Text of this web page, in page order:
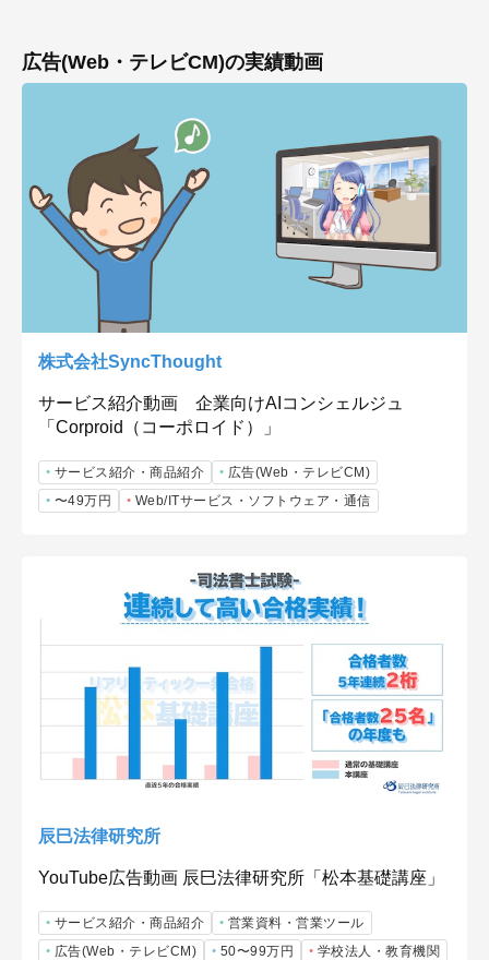
広告(Web・テレビCM)の実績動画
株式会社SyncThought
サービス紹介動画 企業向けAIコンシェルジュ
「Corproid（コーポロイド）」
サービス紹介・商品紹介
広告(Web・テレビCM)
〜49万円
Web/ITサービス・ソフトウェア・通信
辰巳法律研究所
YouTube広告動画 辰巳法律研究所「松本基礎講座」
サービス紹介・商品紹介
営業資料・営業ツール
広告(Web・テレビCM)
50〜99万円 学校法人・教育機関